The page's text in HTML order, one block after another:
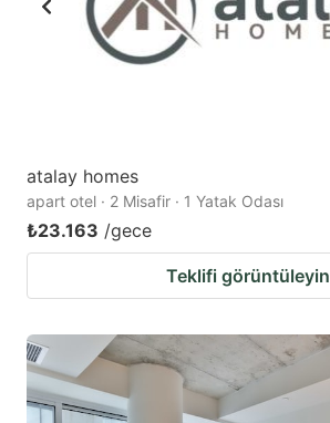
atalay homes
apart otel · 2 Misafir · 1 Yatak Odası
₺23.163 /gece
Teklifi görüntüleyin